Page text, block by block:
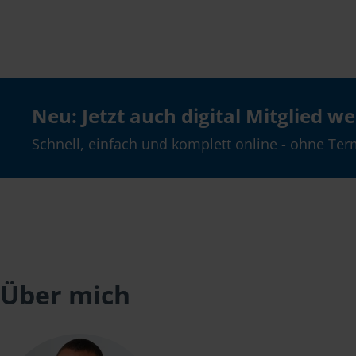
Neu: Jetzt auch digital Mitglied
Schnell, einfach und komplett online - ohne
Über mich